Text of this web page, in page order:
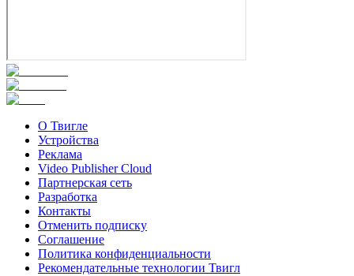
О Твигле
Устройства
Реклама
Video Publisher Cloud
Партнерская сеть
Разработка
Контакты
Отменить подписку
Соглашение
Политика конфиденциальности
Рекомендательные технологии Твигл